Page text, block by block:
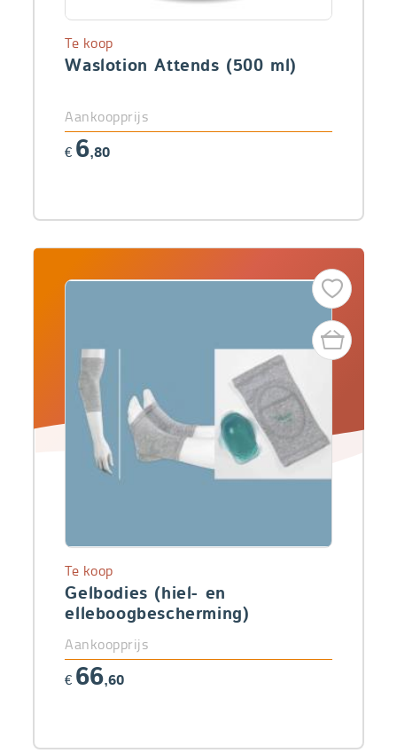
Waslotion Attends (500 ml)
Te koop
Aankoopprijs
€ 6,80
Gelbodies (hiel- en
elleboogbescherming)
Te koop
Aankoopprijs
€ 66,60